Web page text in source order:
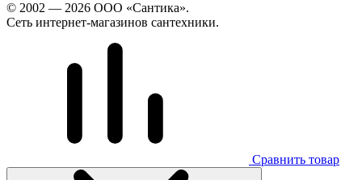
© 2002 — 2026 ООО «Сантика».
Сеть интернет-магазинов сантехники.
Сравнить товар